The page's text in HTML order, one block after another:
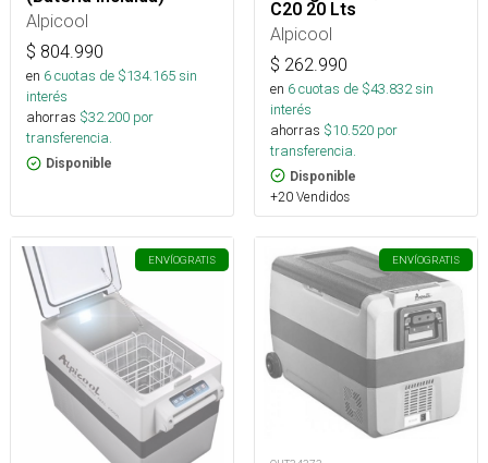
Alpicool
$ 804.990
en 6cuotas de $134.165sin
interés
ahorras $32.200 por
transferencia.
Disponible
C20 20 Lts
Alpicool
$ 262.990
en 6cuotas de $43.832sin
interés
ahorras $10.520 por
transferencia.
Disponible
+20 Vendidos
ENVÍOGRATIS ENVÍOGRATIS